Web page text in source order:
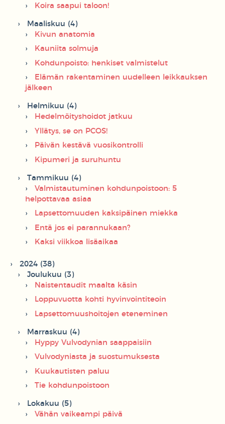
Koira saapui taloon!
Maaliskuu (4)
Kivun anatomia
Kauniita solmuja
Kohdunpoisto: henkiset valmistelut
Elämän rakentaminen uudelleen leikkauksen
jälkeen
Helmikuu (4)
Hedelmöityshoidot jatkuu
Yllätys, se on PCOS!
Päivän kestävä vuosikontrolli
Kipumeri ja suruhuntu
Tammikuu (4)
Valmistautuminen kohdunpoistoon: 5
helpottavaa asiaa
Lapsettomuuden kaksipäinen miekka
Entä jos ei parannukaan?
Kaksi viikkoa lisäaikaa
2024 (38)
Joulukuu (3)
Naistentaudit maalta käsin
Loppuvuotta kohti hyvinvointiteoin
Lapsettomuushoitojen eteneminen
Marraskuu (4)
Hyppy Vulvodynian saappaisiin
Vulvodyniasta ja suostumuksesta
Kuukautisten paluu
Tie kohdunpoistoon
Lokakuu (5)
Vähän vaikeampi päivä